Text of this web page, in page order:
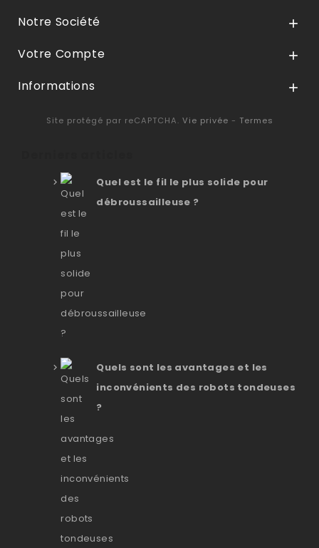
Notre Société 
Votre Compte 
Informations 
Site protégé par reCAPTCHA. Vie privée - Termes
Quel est le fil le plus solide pour
débroussailleuse ?
Quels sont les avantages et les
inconvénients des robots tondeuses
?